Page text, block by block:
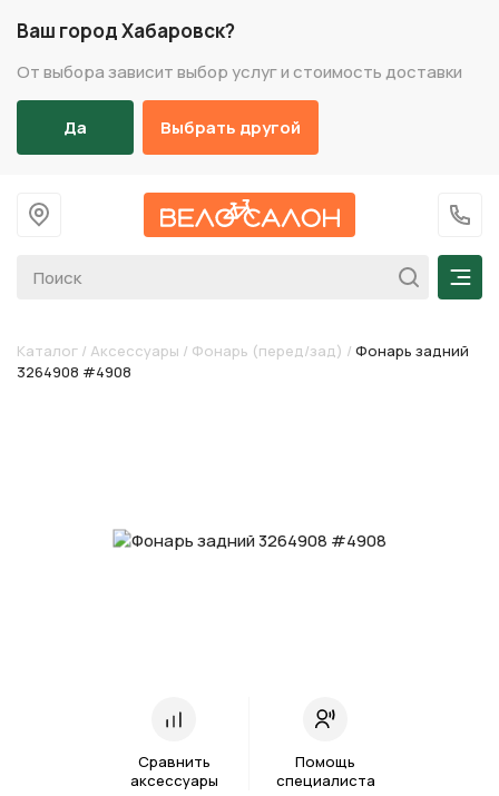
Ваш город Хабаровск?
От выбора зависит выбор услуг и стоимость доставки
Да Выбрать другой
На главную
+7
Каталог / Аксессуары / Фонарь (перед/зад) / Фонарь задний
3264908 #4908
Сравнить
аксессуары
Помощь
специалиста